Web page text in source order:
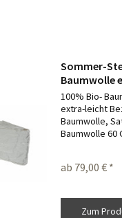
Sommer-
Baumwolle
100% Bio-
extra-leicht
Baumwolle,
Baumwolle 60
ab 79,00 € *
Zum